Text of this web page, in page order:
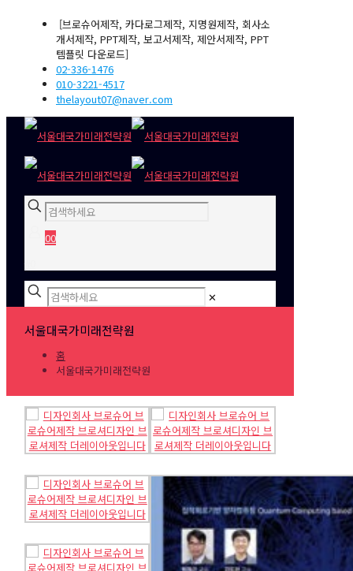
[브로슈어제작, 카다로그제작, 지명원제작, 회사소
개서제작, PPT제작, 보고서제작, 제안서제작, PPT
템플릿 다운로드]
02-336-1476
010-3221-4517
thelayout07@naver.com
00
✕
서울대국가미래전략원
홈
서울대국가미래전략원